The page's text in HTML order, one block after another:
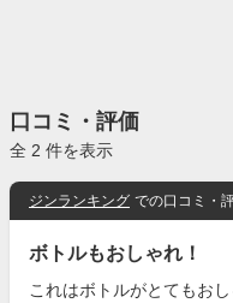
口コミ・評価
全 2 件を表示
ジンランキング での口コミ・
ボトルもおしゃれ！
これはボトルがとてもお